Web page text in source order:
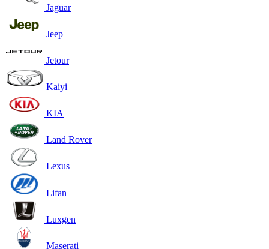
Jaguar
Jeep
Jetour
Kaiyi
KIA
Land Rover
Lexus
Lifan
Luxgen
Maserati